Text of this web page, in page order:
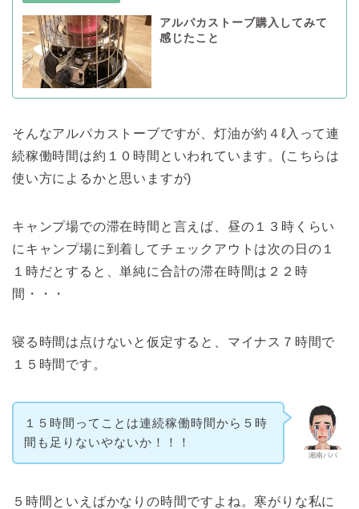
アルパカストーブ購入してみて
感じたこと
そんなアルパカストーブですが、灯油が約４ℓ入って連
続稼働時間は約１０時間といわれています。(こちらは
使い方によるかと思いますが)
キャンプ場での滞在時間と言えば、昼の１３時くらい
にキャンプ場に到着してチェックアウトは次の日の１
１時だとすると、単純に合計の滞在時間は２２時
間・・・
寝る時間は点けないと仮定すると、マイナス７時間で
１５時間です。
湘南パパ
１５時間ってことは連続稼働時間から５時
間も足りないやないか！！！
５時間といえばかなりの時間ですよね。寒がりな私に